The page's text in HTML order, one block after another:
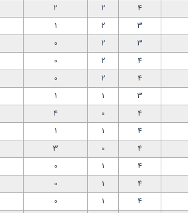
4
2
2
3
2
1
3
2
0
4
2
0
4
2
0
3
1
1
4
0
4
4
1
1
4
0
3
4
1
0
4
1
0
4
1
0